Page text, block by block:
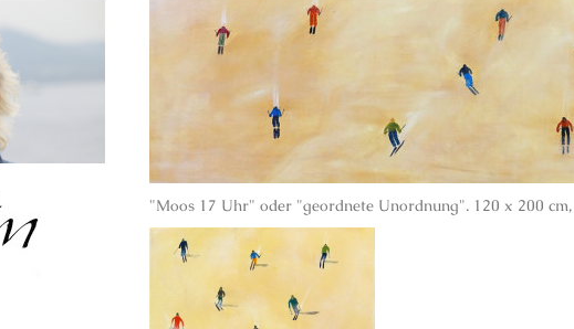
"Moos 17 Uhr" oder "geordnete Unordnung". 120 x 200